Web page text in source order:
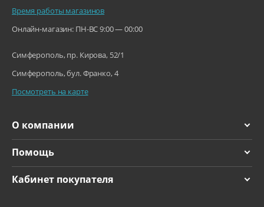
О компании
Помощь
Кабинет покупателя
Время работы магазинов
Онлайн-магазин: ПН-ВС 9:00 — 00:00
Симферополь, пр. Кирова, 52/1
Симферополь, бул. Франко, 4
Посмотреть на карте